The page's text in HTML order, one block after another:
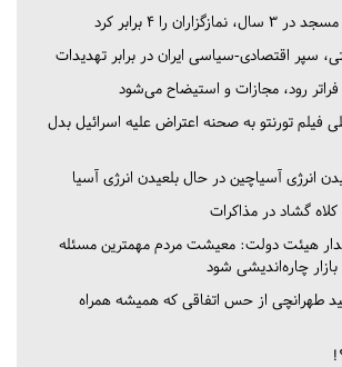
را ۴ برابر کرد
سپر اقتصادی-سیاسی ایران در برابر تهدیدات
فراتر رود، مجازات و استیضاح می‌شود
فیلم تورنتو به صحنه اعتراض علیه اسرائیل بدل
انرژی آسیاچین در حال بلعیدن انرژی آسیا
گشاد در مذاکرات
هیئت دولت: معیشت مردم مهمترین مسئله
چاره‌اندیشی شود
طهرانچی از حس اتفاقی که همیشه همراه